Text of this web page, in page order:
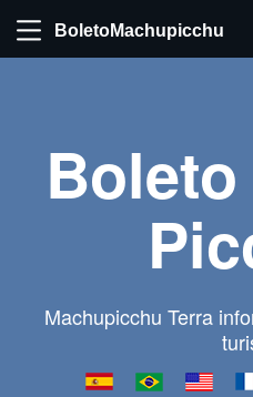
BoletoMachupicchu
Machupicchu Terra